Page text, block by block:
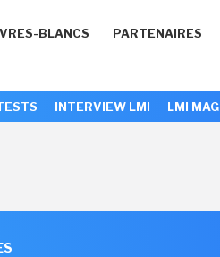
BLANCS PARTENAIRES
INTERVIEW LMI LMI MAG